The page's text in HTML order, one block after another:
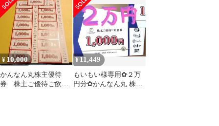
¥ 10,000
かんなん丸株主優待
券 株主ご優待ご飲食
¥ 11,449
もいもい様専用✿２万
円分✿かんなん丸 株主